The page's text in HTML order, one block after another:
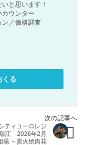
と思います！
ウンター
ン ／価格調査
くる
ティユーロレジ
江 2026年2月
場 ～炭火焼肉花